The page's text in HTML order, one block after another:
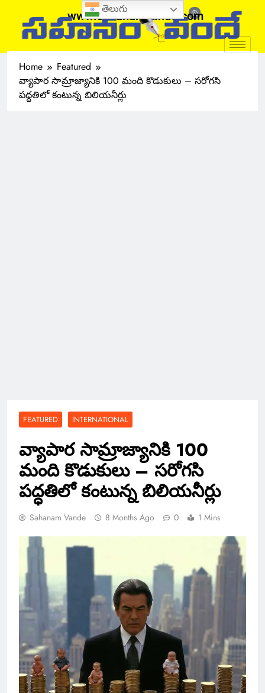
www.sahanamvande.com
Home
Featured
వ్యాపార సామ్రాజ్యానికి 100 మంది కొడుకులు – సరోగసి
పద్ధతిలో కంటున్న బిలియనీర్లు
FEATURED INTERNATIONAL
వ్యాపార సామ్రాజ్యానికి 100
మంది కొడుకులు – సరోగసి
పద్ధతిలో కంటున్న బిలియనీర్లు
Sahanam Vande 8 Months Ago 0 1 Mins
తెలుగు